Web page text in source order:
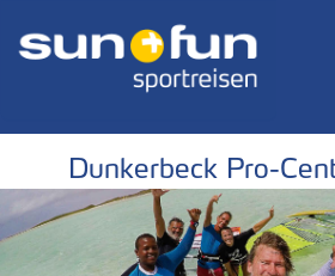
Dunkerbeck Pro-